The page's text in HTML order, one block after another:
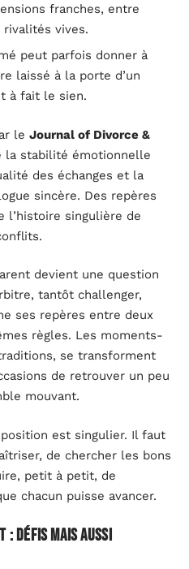
franches, entre
vives.
peut parfois donner à
laissé à la porte d’un
à fait le sien.
le Journal of Divorce &
la stabilité émotionnelle
des échanges et la
sincère. Des repères
l’histoire singulière de
devient une question
tantôt challenger,
ses repères entre deux
règles. Les moments-
se transforment
de retrouver un peu
mouvant.
est singulier. Il faut
de chercher les bons
petit à petit, de
chacun puisse avancer.
: défis mais aussi